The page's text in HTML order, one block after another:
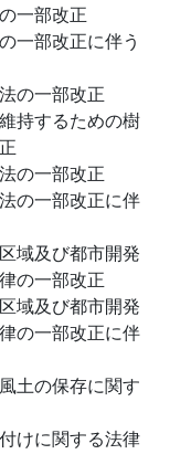
一部改正
一部改正に伴う
の一部改正
持するための樹
の一部改正
の一部改正に伴
域及び都市開発
の一部改正
域及び都市開発
の一部改正に伴
土の保存に関す
けに関する法律